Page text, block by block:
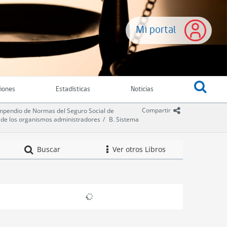
Mi portal
Estadísticas Noticias
Compartir icono
de Normas del Seguro Social de
los organismos administradores
B. Sistema
Buscar icono
Ver otros LibrosCompendio de